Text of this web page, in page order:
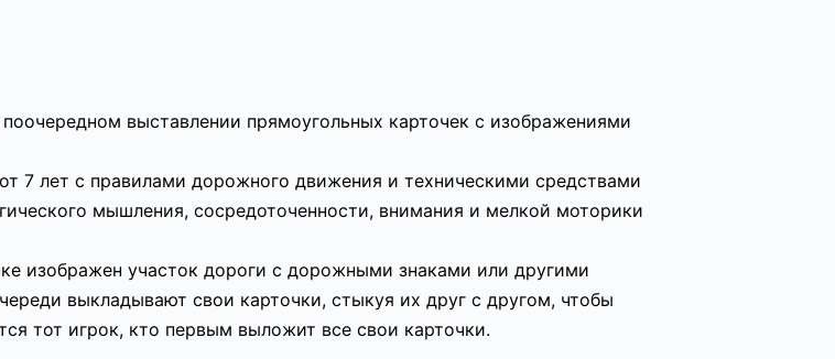
выставлении прямоугольных карточек с изображениями
7 лет с правилами дорожного движения и техническими средствами
мышления, сосредоточенности, внимания и мелкой моторики
изображен участок дороги с дорожными знаками или другими
выкладывают свои карточки, стыкуя их друг с другом, чтобы
тот игрок, кто первым выложит все свои карточки.